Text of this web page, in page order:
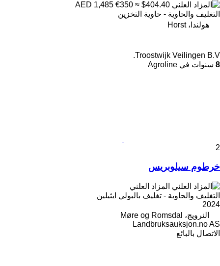
€350 ≈ $404.40
التغليف والحاوية - حاوية التخزين
هولندا، Horst
Troostwijk Veilingen B.V.
8 سنوات في Agroline
2
خرطوم سيلوبريس
المزاد العلني
التغليف والحاوية - تغليف بالبولي ايثيلين
2024
النرويج، Møre og Romsdal
Landbruksauksjon.no AS
الاتصال بالبائع